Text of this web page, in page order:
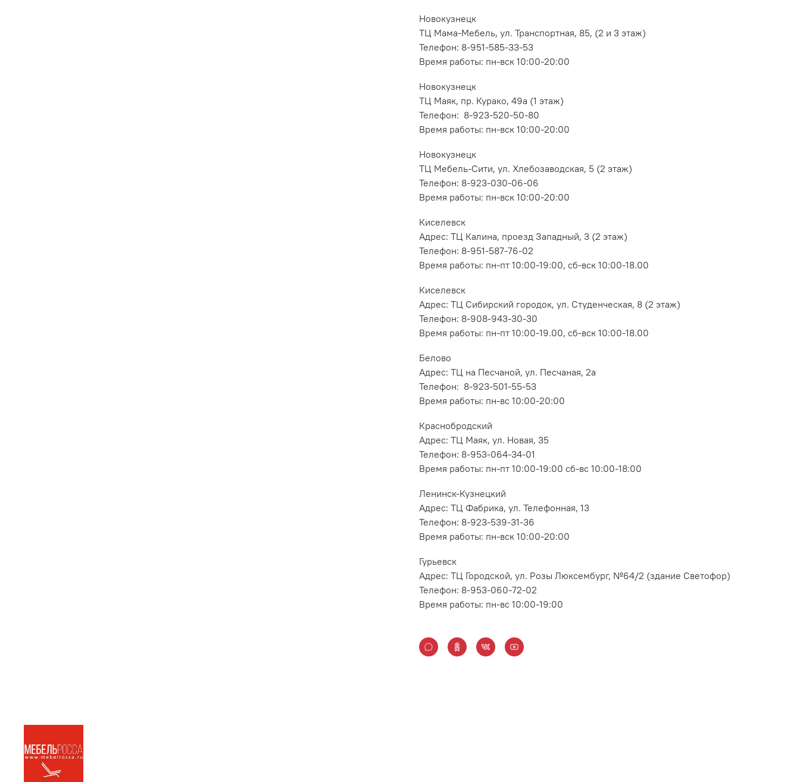
Новокузнецк
ТЦ Мама-Мебель, ул. Транспортная, 85, (2 и 3 этаж)
Телефон: 8-951-585-33-53
Время работы: пн-вск 10:00-20:00
Новокузнецк
ТЦ Маяк, пр. Курако, 49а (1 этаж)
Телефон: 8-923-520-50-80
Время работы: пн-вск 10:00-20:00
Новокузнецк
ТЦ Мебель-Сити, ул. Хлебозаводская, 5 (2 этаж)
Телефон: 8-923-030-06-06
Время работы: пн-вск 10:00-20:00
Киселевск
Адрес: ТЦ Калина, проезд Западный, 3 (2 этаж)
Телефон: 8-951-587-76-02
Время работы: пн-пт 10:00-19:00, сб-вск 10:00-18.00
Киселевск
Адрес: ТЦ Сибирский городок, ул. Студенческая, 8 (2 этаж)
Телефон: 8-908-943-30-30
Время работы: пн-пт 10:00-19.00, сб-вск 10:00-18.00
Белово
Адрес: ТЦ на Песчаной, ул. Песчаная, 2а
Телефон: 8-923-501-55-53
Время работы: пн-вс 10:00-20:00
Краснобродский
Адрес: ТЦ Маяк, ул. Новая, 35
Телефон: 8-953-064-34-01
Время работы: пн-пт 10:00-19:00 сб-вс 10:00-18:00
Ленинск-Кузнецкий
Адрес: ТЦ Фабрика, ул. Телефонная, 13
Телефон: 8-923-539-31-36
Время работы: пн-вск 10:00-20:00
Гурьевск
Адрес: ТЦ Городской, ул. Розы Люксембург, №64/2 (здание Светофор)
Телефон: 8-953-060-72-02
Время работы: пн-вс 10:00-19:00